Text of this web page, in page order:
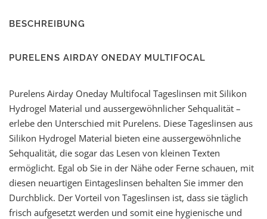
BESCHREIBUNG
PURELENS AIRDAY ONEDAY MULTIFOCAL
Purelens Airday Oneday Multifocal Tageslinsen mit Silikon
Hydrogel Material und aussergewöhnlicher Sehqualität –
erlebe den Unterschied mit Purelens. Diese Tageslinsen aus
Silikon Hydrogel Material bieten eine aussergewöhnliche
Sehqualität, die sogar das Lesen von kleinen Texten
ermöglicht. Egal ob Sie in der Nähe oder Ferne schauen, mit
diesen neuartigen Eintageslinsen behalten Sie immer den
Durchblick. Der Vorteil von Tageslinsen ist, dass sie täglich
frisch aufgesetzt werden und somit eine hygienische und